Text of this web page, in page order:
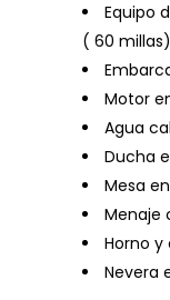
Equipo
( 60
Motor
Agua
Ducha
Mesa
Menaje
Horno y
Nevera